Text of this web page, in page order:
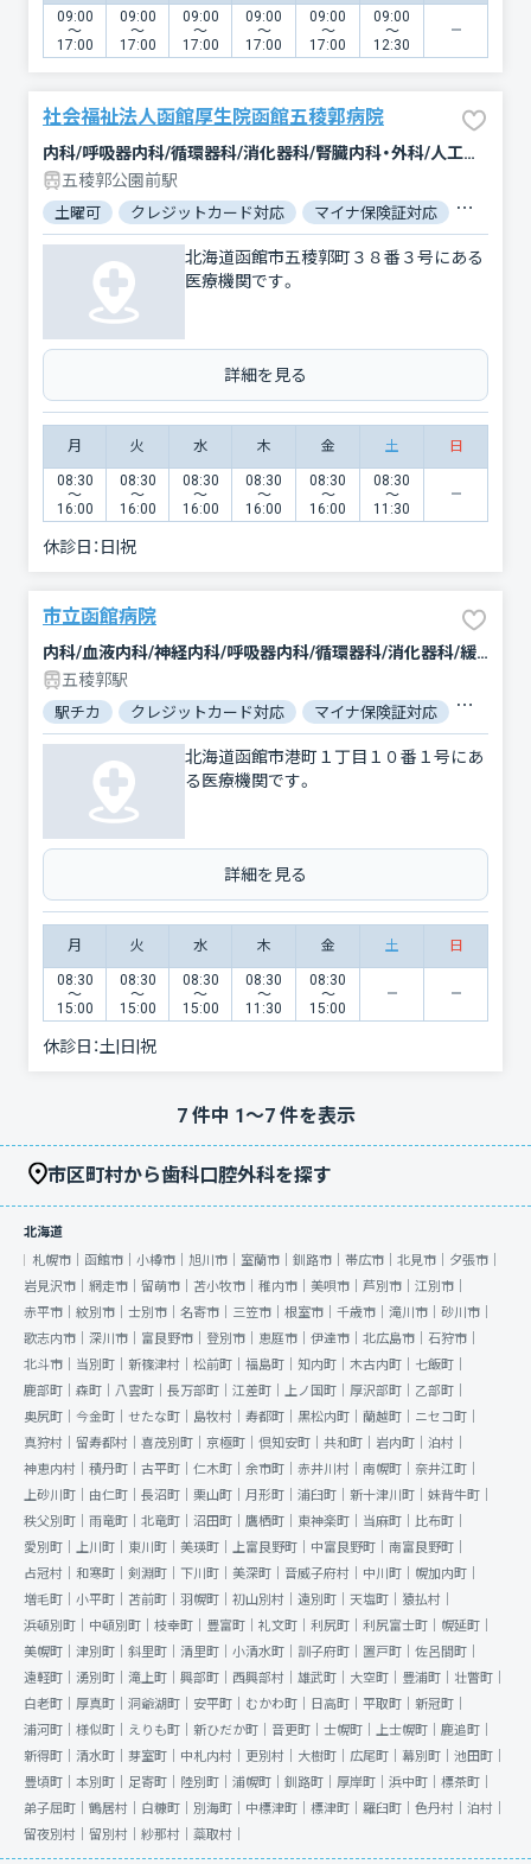
09:00
〜
17:00
09:00
〜
17:00
09:00
〜
17:00
09:00
〜
17:00
09:00
〜
17:00
09:00
〜
12:30
社会福祉法人函館厚生院函館五稜郭病院
内科/呼吸器内科/循環器科/消化器科/腎臓内科・外科/人工透析/緩和ケア/外科/脳神経外科/呼吸器外科/心臓血管外科/整形外科/形成外科/小児科/小児外科/産婦人科/眼科/耳鼻咽喉科/皮膚科/泌尿器科/歯科口腔外科/リハビリテーション/放射線科/臨床検査・病理診断/救急科/麻酔科
五稜郭公園前駅
土曜可 クレジットカード対応 マイナ保険証対応 女性医師
北海道函館市五稜郭町３８番３号にある
医療機関です。
詳細を見る
月 火 水 木 金 土 日
08:30
〜
16:00
08:30
〜
16:00
08:30
〜
16:00
08:30
〜
16:00
08:30
〜
16:00
08:30
〜
11:30
休診日： 日|祝
市立函館病院
内科/血液内科/神経内科/呼吸器内科/循環器科/消化器科/緩和ケア/外科/脳神経外科/呼吸器外科/心臓血管外科/乳腺外科/整形外科/形成外科/小児科/産婦人科/眼科/耳鼻咽喉科/皮膚科/泌尿器科/精神科・神経科/歯科/矯正歯科/歯科口腔外科/リウマチ科/リハビリテーション/放射線科/臨床検査・病理診断/救急科/麻酔科
五稜郭駅
駅チカ クレジットカード対応 マイナ保険証対応 駐車場
北海道函館市港町１丁目１０番１号にあ
る医療機関です。
詳細を見る
月 火 水 木 金 土 日
08:30
〜
15:00
08:30
〜
15:00
08:30
〜
15:00
08:30
〜
11:30
08:30
〜
15:00
休診日：土|日|祝
7件中 1〜7件を表示
市区町村から歯科口腔外科を探す
北海道
札幌市｜ 函館市｜ 小樽市｜ 旭川市｜ 室蘭市｜ 釧路市｜ 帯広市｜ 北見市｜ 夕張市｜
岩見沢市｜ 網走市｜ 留萌市｜ 苫小牧市｜ 稚内市｜ 美唄市｜ 芦別市｜ 江別市｜
赤平市｜ 紋別市｜ 士別市｜ 名寄市｜ 三笠市｜ 根室市｜ 千歳市｜ 滝川市｜ 砂川市｜
歌志内市｜ 深川市｜ 富良野市｜ 登別市｜ 恵庭市｜ 伊達市｜ 北広島市｜ 石狩市｜
北斗市｜ 当別町｜ 新篠津村｜ 松前町｜ 福島町｜ 知内町｜ 木古内町｜ 七飯町｜
鹿部町｜ 森町｜ 八雲町｜ 長万部町｜ 江差町｜ 上ノ国町｜ 厚沢部町｜ 乙部町｜
奥尻町｜ 今金町｜ せたな町｜ 島牧村｜ 寿都町｜ 黒松内町｜ 蘭越町｜ ニセコ町｜
真狩村｜ 留寿都村｜ 喜茂別町｜ 京極町｜ 倶知安町｜ 共和町｜ 岩内町｜ 泊村｜
神恵内村｜ 積丹町｜ 古平町｜ 仁木町｜ 余市町｜ 赤井川村｜ 南幌町｜ 奈井江町｜
上砂川町｜ 由仁町｜ 長沼町｜ 栗山町｜ 月形町｜ 浦臼町｜ 新十津川町｜ 妹背牛町｜
秩父別町｜ 雨竜町｜ 北竜町｜ 沼田町｜ 鷹栖町｜ 東神楽町｜ 当麻町｜ 比布町｜
愛別町｜ 上川町｜ 東川町｜ 美瑛町｜ 上富良野町｜ 中富良野町｜ 南富良野町｜
占冠村｜ 和寒町｜ 剣淵町｜ 下川町｜ 美深町｜ 音威子府村｜ 中川町｜ 幌加内町｜
増毛町｜ 小平町｜ 苫前町｜ 羽幌町｜ 初山別村｜ 遠別町｜ 天塩町｜ 猿払村｜
浜頓別町｜ 中頓別町｜ 枝幸町｜ 豊富町｜ 礼文町｜ 利尻町｜ 利尻富士町｜ 幌延町｜
美幌町｜ 津別町｜ 斜里町｜ 清里町｜ 小清水町｜ 訓子府町｜ 置戸町｜ 佐呂間町｜
遠軽町｜ 湧別町｜ 滝上町｜ 興部町｜ 西興部村｜ 雄武町｜ 大空町｜ 豊浦町｜ 壮瞥町｜
白老町｜ 厚真町｜ 洞爺湖町｜ 安平町｜ むかわ町｜ 日高町｜ 平取町｜ 新冠町｜
浦河町｜ 様似町｜ えりも町｜ 新ひだか町｜ 音更町｜ 士幌町｜ 上士幌町｜ 鹿追町｜
新得町｜ 清水町｜ 芽室町｜ 中札内村｜ 更別村｜ 大樹町｜ 広尾町｜ 幕別町｜ 池田町｜
豊頃町｜ 本別町｜ 足寄町｜ 陸別町｜ 浦幌町｜ 釧路町｜ 厚岸町｜ 浜中町｜ 標茶町｜
弟子屈町｜ 鶴居村｜ 白糠町｜ 別海町｜ 中標津町｜ 標津町｜ 羅臼町｜ 色丹村｜ 泊村｜
留夜別村｜ 留別村｜ 紗那村｜ 蘂取村｜